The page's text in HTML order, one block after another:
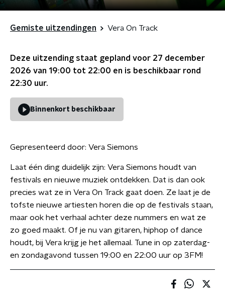
Gemiste uitzendingen Vera On Track
Deze uitzending staat gepland voor 27 december
2026 van 19:00 tot 22:00 en is beschikbaar rond
22:30 uur.
Binnenkort beschikbaar
Gepresenteerd door: Vera Siemons
Laat één ding duidelijk zijn: Vera Siemons houdt van
festivals en nieuwe muziek ontdekken. Dat is dan ook
precies wat ze in Vera On Track gaat doen. Ze laat je de
tofste nieuwe artiesten horen die op de festivals staan,
maar ook het verhaal achter deze nummers en wat ze
zo goed maakt. Of je nu van gitaren, hiphop of dance
houdt, bij Vera krijg je het allemaal. Tune in op zaterdag-
en zondagavond tussen 19:00 en 22:00 uur op 3FM!